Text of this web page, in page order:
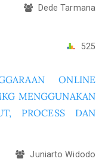
Dede Tarmana
525
ONLINE
MENGGUNAKAN
PROCESS DAN
Juniarto Widodo